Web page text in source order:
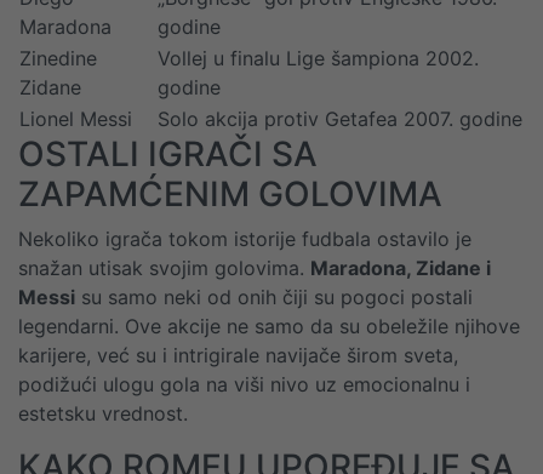
Maradona
godine
Zinedine
Zidane
Vollej u finalu Lige šampiona 2002.
godine
Lionel Messi
Solo akcija protiv Getafea 2007. godine
OSTALI IGRAČI SA
ZAPAMĆENIM GOLOVIMA
Nekoliko igrača tokom istorije fudbala ostavilo je
snažan utisak svojim golovima. Maradona, Zidane i
Messi su samo neki od onih čiji su pogoci postali
legendarni. Ove akcije ne samo da su obeležile njihove
karijere, već su i intrigirale navijače širom sveta,
podižući ulogu gola na viši nivo uz emocionalnu i
estetsku vrednost.